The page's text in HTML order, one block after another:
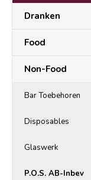
Dranken
Food
Non-Food
Bar Toebehoren
Disposables
Glaswerk
P.O.S. AB-Inbev